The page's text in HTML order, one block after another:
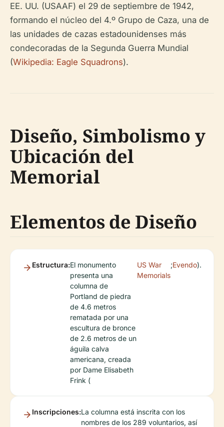
EE. UU. (USAAF) el 29 de septiembre de 1942,
formando el núcleo del 4.º Grupo de Caza, una de
las unidades de cazas estadounidenses más
condecoradas de la Segunda Guerra Mundial
(Wikipedia: Eagle Squadrons).
Diseño, Simbolismo y
Ubicación del
Memorial
Elementos de Diseño
Estructura:El monumento
presenta una
columna de
Portland de piedra
de 4.6 metros
rematada por una
escultura de bronce
de 2.6 metros de un
águila calva
americana, creada
por Dame Elisabeth
Frink (
US War
Memorials
;Evendo).
Inscripciones:La columna está inscrita con los
nombres de los 289 voluntarios, así